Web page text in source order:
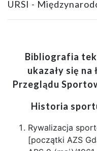
URSI -
Bibliografia
ukazały się na
Przeglądu
Historia
Rywalizacja
[początki AZS